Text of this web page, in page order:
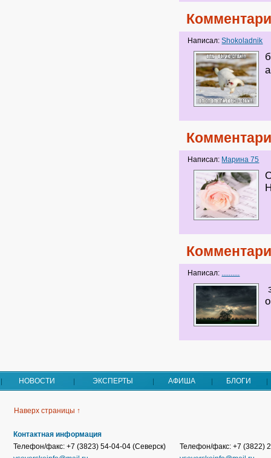
Написал:Shokoladnik
Написал: Марина 75
Написал: ..........
НОВОСТИ ЭКСПЕРТЫ АФИША БЛОГИ
Наверх страницы ↑
Контактная информация
Телефон/факс: +7 (3823) 54-04-04 (Северск)
Телефон/факс: +7 (3822)